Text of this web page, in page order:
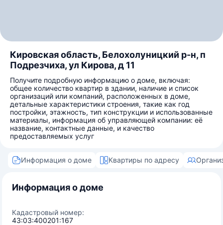
Кировская область, Белохолуницкий р-н, п
Подрезчиха, ул Кирова, д 11
Получите подробную информацию о доме, включая:
общее количество квартир в здании, наличие и список
организаций или компаний, расположенных в доме,
детальные характеристики строения, такие как год
постройки, этажность, тип конструкции и использованные
материалы, информация об управляющей компании: её
название, контактные данные, и качество
предоставляемых услуг
Информация о доме Квартиры по адресу
Информация о доме
Кадастровый номер:
43:03:400201:167